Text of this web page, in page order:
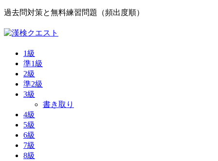
過去問対策と無料練習問題（頻出度順）
1級
準1級
2級
準2級
3級
書き取り
4級
5級
6級
7級
8級